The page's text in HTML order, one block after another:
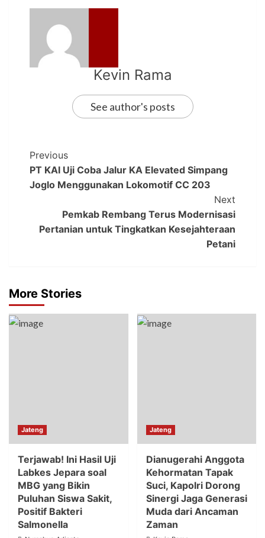
Kevin Rama
See author's posts
Previous
PT KAI Uji Coba Jalur KA Elevated Simpang
Joglo Menggunakan Lokomotif CC 203
Next
Pemkab Rembang Terus Modernisasi
Pertanian untuk Tingkatkan Kesejahteraan
Petani
More Stories
Jateng
Terjawab! Ini Hasil Uji
Labkes Jepara soal
MBG yang Bikin
Puluhan Siswa Sakit,
Positif Bakteri
Salmonella
Jateng
Dianugerahi Anggota
Kehormatan Tapak
Suci, Kapolri Dorong
Sinergi Jaga Generasi
Muda dari Ancaman
Zaman